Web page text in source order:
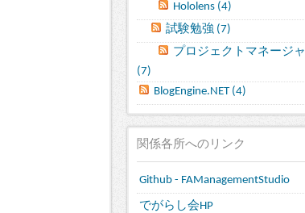
Hololens (4)
試験勉強 (7)
プロジェクトマネージャ
(7)
BlogEngine.NET (4)
関係各所へのリンク
Github - FAManagementStudio
でがらし会HP